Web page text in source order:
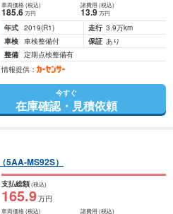
車両価格(税込)
185.6万円
諸費用 (税込)
13.9 万円
年式 2019(R1) 走行 3.9万km
車検 車検整備付 保証 あり
整備 定期点検整備有
情報提供：
今すぐ
在庫確認・見積依頼
（5AA-MS92S）
支払総額(税込)
165.9万円
車両価格(税込) 諸費用 (税込)